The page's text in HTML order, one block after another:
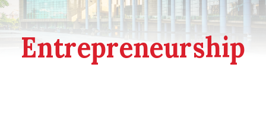
Entrepreneurship